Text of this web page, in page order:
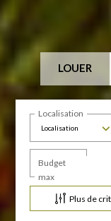
LOUER
Localisation
Localisation
Budget
max
Plus de